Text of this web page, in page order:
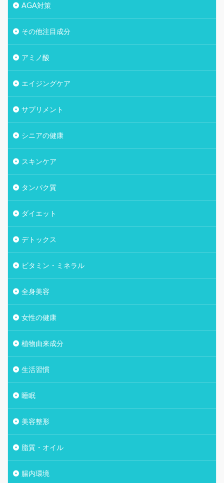
AGA対策
その他注目成分
アミノ酸
エイジングケア
サプリメント
シニアの健康
スキンケア
タンパク質
ダイエット
デトックス
ビタミン・ミネラル
全身美容
女性の健康
植物由来成分
生活習慣
睡眠
美容整形
脂質・オイル
腸内環境